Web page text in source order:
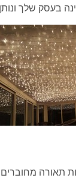
בעסק שלך